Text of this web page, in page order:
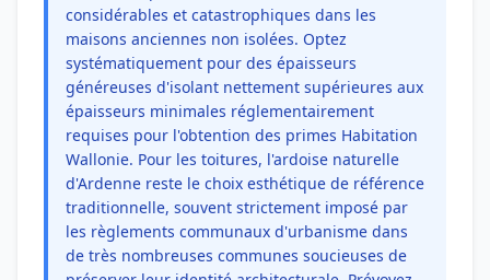
considérables et catastrophiques dans les
maisons anciennes non isolées. Optez
systématiquement pour des épaisseurs
généreuses d'isolant nettement supérieures aux
épaisseurs minimales réglementairement
requises pour l'obtention des primes Habitation
Wallonie. Pour les toitures, l'ardoise naturelle
d'Ardenne reste le choix esthétique de référence
traditionnelle, souvent strictement imposé par
les règlements communaux d'urbanisme dans
de très nombreuses communes soucieuses de